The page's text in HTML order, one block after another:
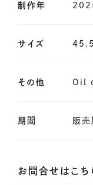
制作年
サイズ
その他 Oil
期間 販
お問合せはこち